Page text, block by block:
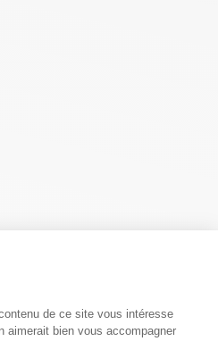
de ce site vous intéresse
aimerait bien vous accompagner